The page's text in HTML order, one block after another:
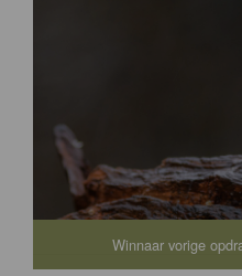
Winnaar vorige